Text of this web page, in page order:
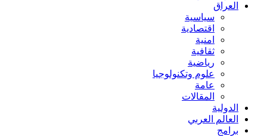
العراق
سياسية
اقتصادية
امنية
ثقافية
رياضية
علوم وتكنولوجيا
عامة
المقالات
الدولية
العالم العربي
برامج